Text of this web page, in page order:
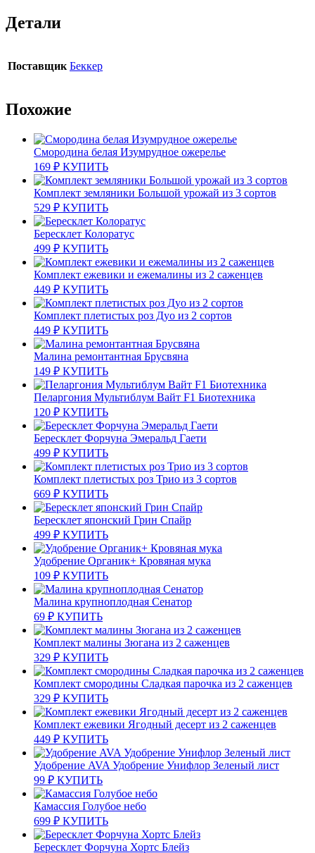
Детали
Поставщик Беккер
Похожие
Смородина белая Изумрудное ожерелье
169 ₽ КУПИТЬ
Комплект земляники Большой урожай из 3 сортов
529 ₽ КУПИТЬ
Бересклет Колоратус
499 ₽ КУПИТЬ
Комплект ежевики и ежемалины из 2 саженцев
449 ₽ КУПИТЬ
Комплект плетистых роз Дуо из 2 сортов
449 ₽ КУПИТЬ
Малина ремонтантная Брусвяна
149 ₽ КУПИТЬ
Пеларгония Мультиблум Вайт F1 Биотехника
120 ₽ КУПИТЬ
Бересклет Форчуна Эмеральд Гаети
499 ₽ КУПИТЬ
Комплект плетистых роз Трио из 3 сортов
669 ₽ КУПИТЬ
Бересклет японский Грин Спайр
499 ₽ КУПИТЬ
Удобрение Органик+ Кровяная мука
109 ₽ КУПИТЬ
Малина крупноплодная Сенатор
69 ₽ КУПИТЬ
Комплект малины Зюгана из 2 саженцев
329 ₽ КУПИТЬ
Комплект смородины Сладкая парочка из 2 саженцев
329 ₽ КУПИТЬ
Комплект ежевики Ягодный десерт из 2 саженцев
449 ₽ КУПИТЬ
Удобрение AVA Удобрение Унифлор Зеленый лист
99 ₽ КУПИТЬ
Камассия Голубое небо
699 ₽ КУПИТЬ
Бересклет Форчуна Хортс Блейз